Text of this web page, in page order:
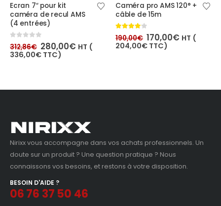
Caméra pro AMS 120° +
câble de 15m
4.00out of 5
190,00€ Le
prix
initial
était :
170,00
prix
actuel
204,00€TTC)
Télécommande pour
écran de kit caméra
de recul NIRIXX
0out of 5
7,95€ HT (9,54
Nirixx vous accompagne dans vos achats professionnels. Un
doute sur un produit ? Une question pratique ? Nous
connaissons vos besoins, et restons à votre disposition.
06 76 37 50 46